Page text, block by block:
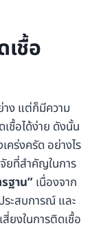
ชื้อ
าง แต่ก็มีความ
ชื้อได้ง่าย ดังนั้น
ร่งครัด อย่างไร
ยที่สำคัญในการ
ฐาน”เนื่องจาก
ะสบการณ์ และ
ยงในการติดเชื้อ